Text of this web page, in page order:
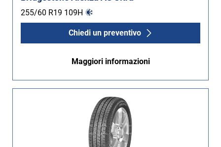
255/60 R19 109H
Chiedi un preventivo
Maggiori informazioni